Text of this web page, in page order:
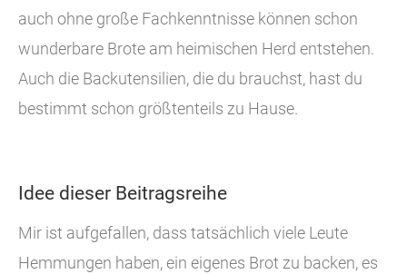
auch ohne große Fachkenntnisse können schon
wunderbare Brote am heimischen Herd entstehen.
Auch die Backutensilien, die du brauchst, hast du
bestimmt schon größtenteils zu Hause.
Idee dieser Beitragsreihe
Mir ist aufgefallen, dass tatsächlich viele Leute
Hemmungen haben, ein eigenes Brot zu backen, es